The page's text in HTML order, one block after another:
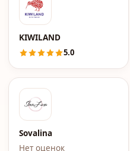
KIWILAND
5.0
Sovalina
Нет оценок